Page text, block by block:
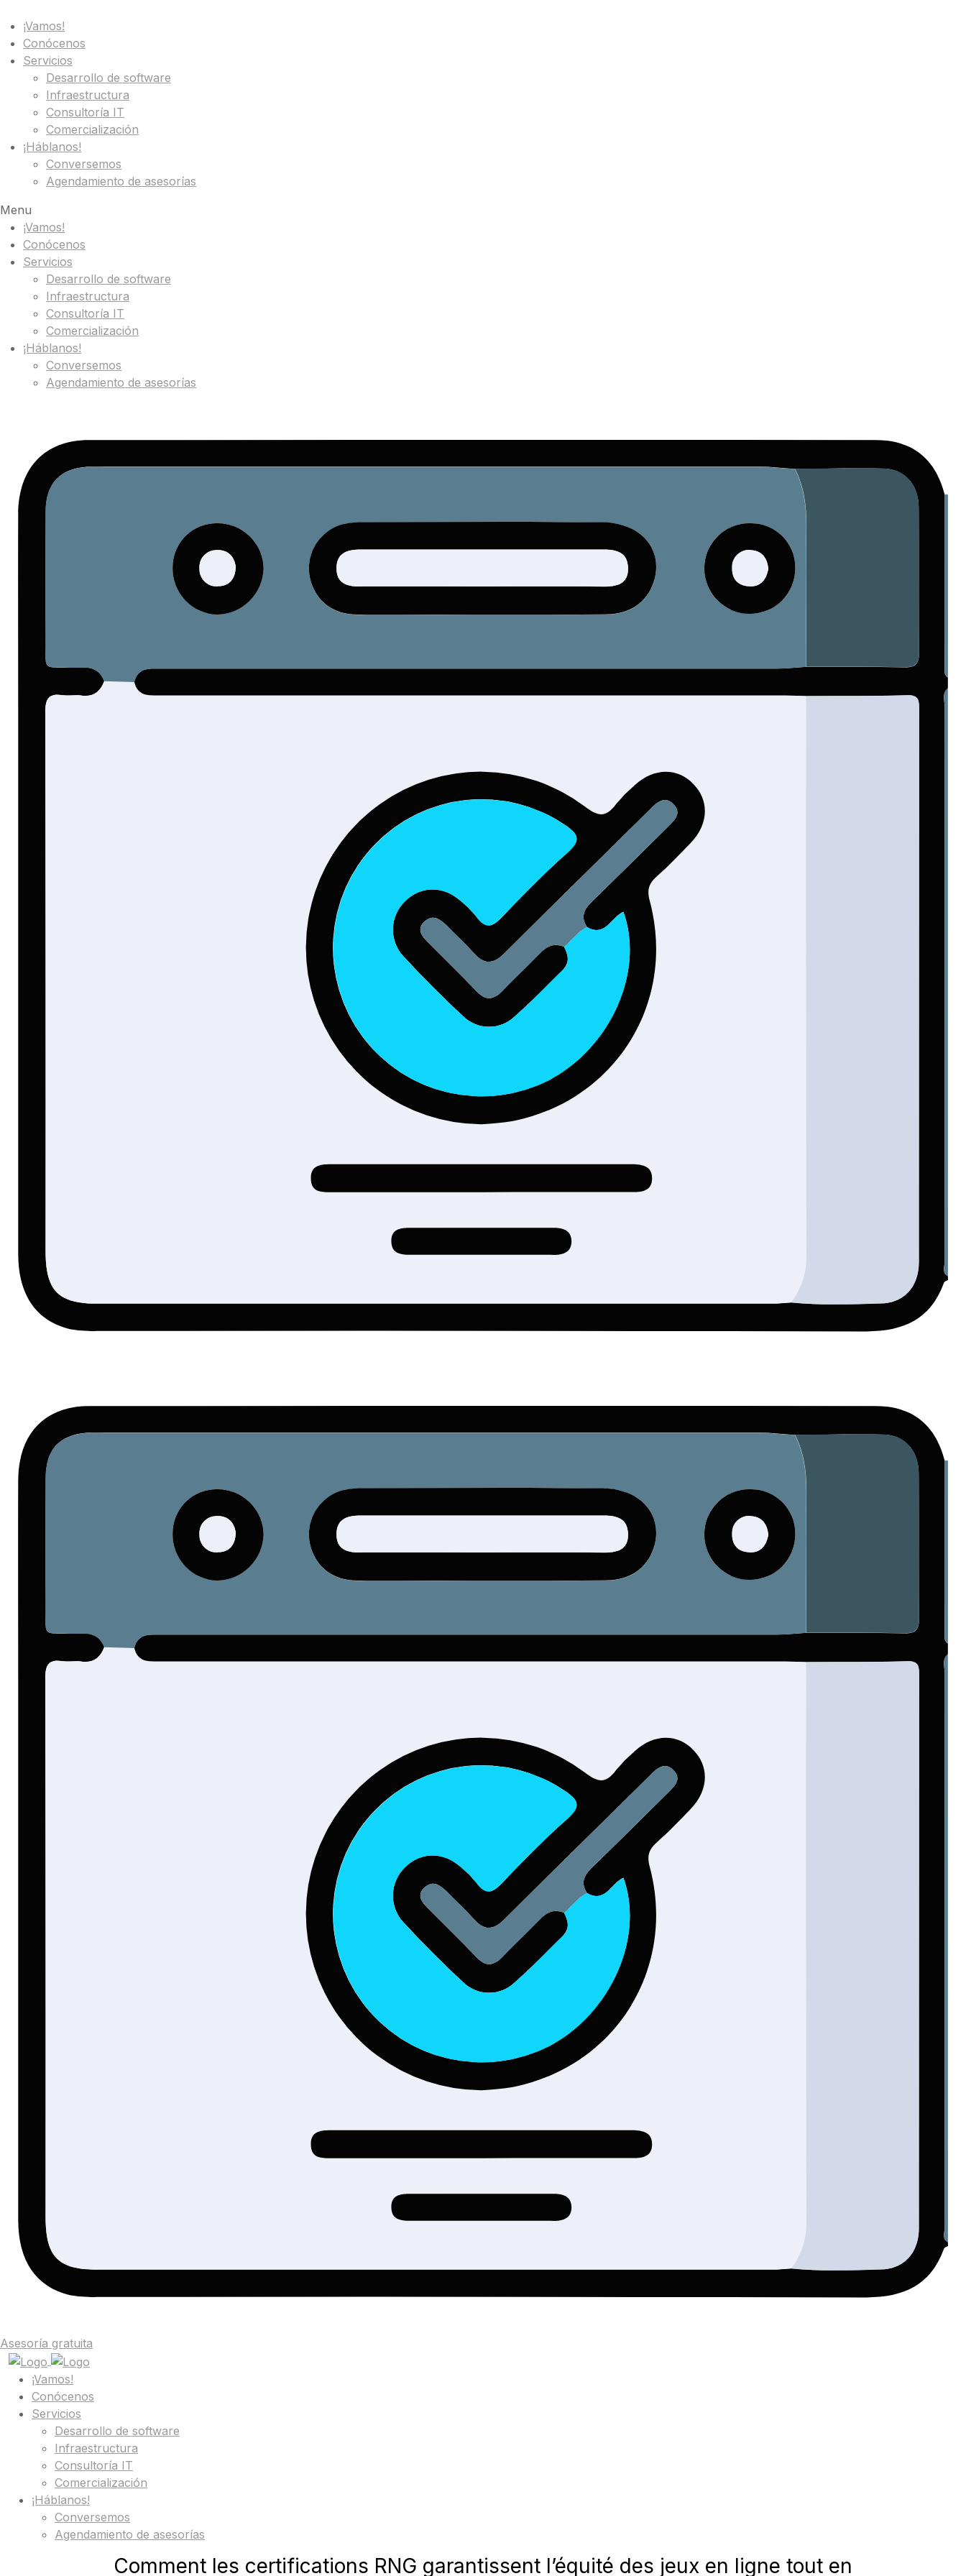
¡Vamos!
Conócenos
Servicios
Desarrollo de software
Infraestructura
Consultoría IT
Comercialización
¡Háblanos!
Conversemos
Agendamiento de asesorías
Menu
¡Vamos!
Conócenos
Servicios
Desarrollo de software
Infraestructura
Consultoría IT
Comercialización
¡Háblanos!
Conversemos
Agendamiento de asesorías
Asesoría gratuita
¡Vamos!
Conócenos
Servicios
Desarrollo de software
Infraestructura
Consultoría IT
Comercialización
¡Háblanos!
Conversemos
Agendamiento de asesorías
Comment les certifications RNG garantissent l’équité des jeux en ligne tout en